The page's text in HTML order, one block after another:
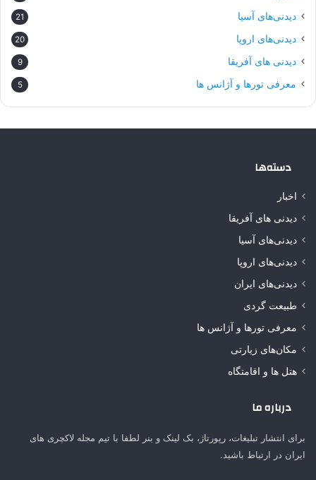
دیدنی‌های آسیا 21
دیدنی‌های اروپا 20
دیدنی های آفریقا 9
معرفی تورها و آژانس ها 5
دسته‌ها
اخبار
دیدنی های آفریقا
دیدنی‌های آسیا
دیدنی‌های اروپا
دیدنی‌های ایران
طبیعت گردی
معرفی تورها و آژانس ها
مکان‌های زیارتی
هتل ها و اقامتگاه
درباره ما
برای انتشار تبلیغات، رپورتاژ، بک لینک و بنر لطفا با تیم مجله لاکچری های
ایران در ارتباط باشید.